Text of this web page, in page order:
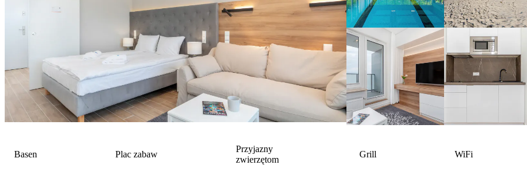
Basen Plac zabaw
Przyjazny
zwierzętom
Grill WiFi